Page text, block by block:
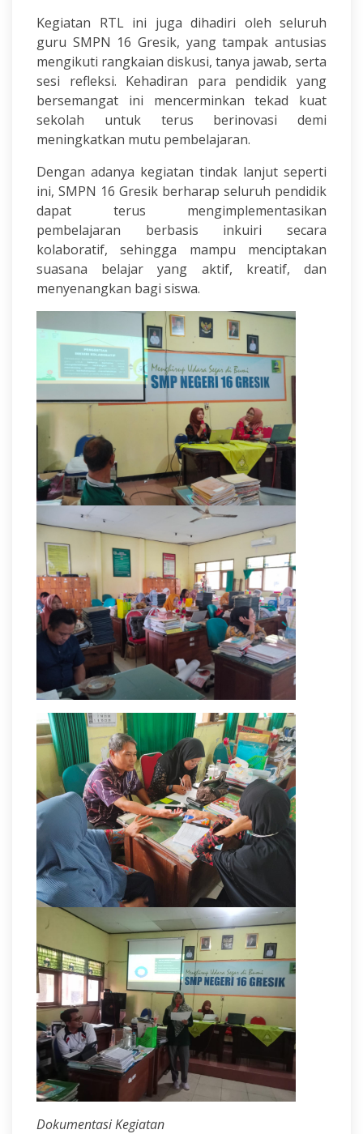
Kegiatan RTL ini juga dihadiri oleh seluruh
guru SMPN 16 Gresik, yang tampak antusias
mengikuti rangkaian diskusi, tanya jawab, serta
sesi refleksi. Kehadiran para pendidik yang
bersemangat ini mencerminkan tekad kuat
sekolah untuk terus berinovasi demi
meningkatkan mutu pembelajaran.
Dengan adanya kegiatan tindak lanjut seperti
ini, SMPN 16 Gresik berharap seluruh pendidik
dapat terus mengimplementasikan
pembelajaran berbasis inkuiri secara
kolaboratif, sehingga mampu menciptakan
suasana belajar yang aktif, kreatif, dan
menyenangkan bagi siswa.
Dokumentasi Kegiatan